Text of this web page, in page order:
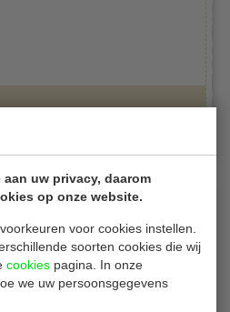
uw privacy, daarom
op onze website.
voor cookies instellen.
soorten cookies die wij
cookies pagina. In onze
we uw persoonsgegevens